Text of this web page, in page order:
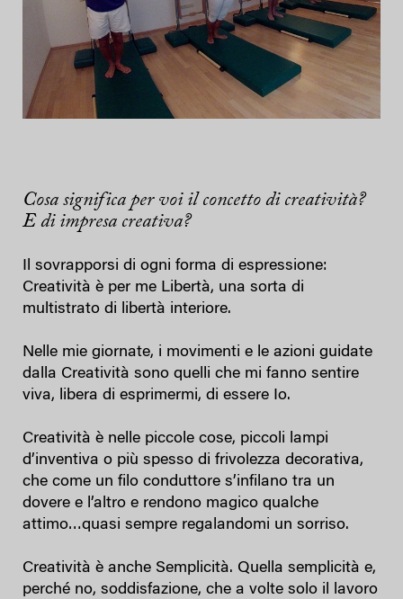
Cosa significa per voi il concetto di creatività?
E di impresa creativa?
Il sovrapporsi di ogni forma di espressione:
Creatività è per me Libertà, una sorta di
multistrato di libertà interiore.
Nelle mie giornate, i movimenti e le azioni guidate
dalla Creatività sono quelli che mi fanno sentire
viva, libera di esprimermi, di essere Io.
Creatività è nelle piccole cose, piccoli lampi
d’inventiva o più spesso di frivolezza decorativa,
che come un filo conduttore s’infilano tra un
dovere e l’altro e rendono magico qualche
attimo…quasi sempre regalandomi un sorriso.
Creatività è anche Semplicità. Quella semplicità e,
perché no, soddisfazione, che a volte solo il lavoro